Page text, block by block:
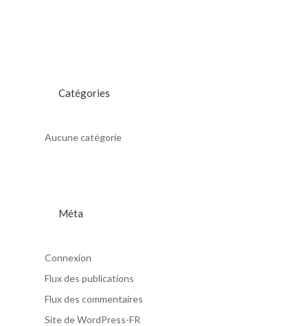
Catégories
Aucune catégorie
Méta
Connexion
Flux des publications
Flux des commentaires
Site de WordPress-FR